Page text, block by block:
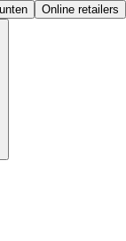
Online retailers